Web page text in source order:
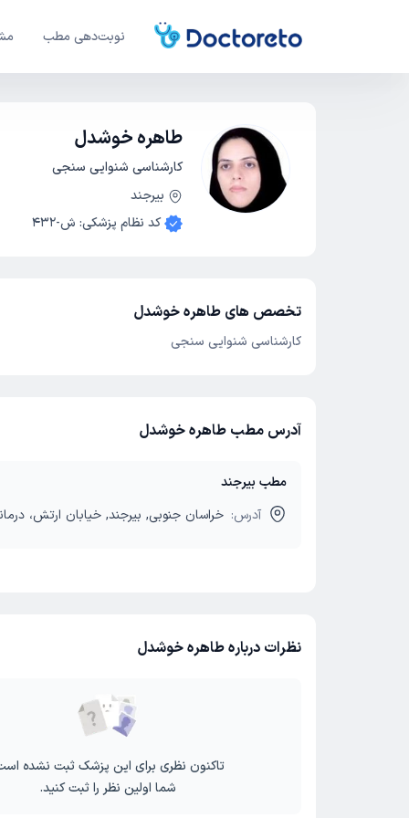
نوبت‌دهی مطب
طاهره خوشدل
کارشناسی شنوایی سنجی
بیرجند
کد نظام پزشکی: ش-432
تخصص های طاهره خوشدل
کارشناسی شنوایی سنجی
آدرس مطب طاهره خوشدل
مطب بیرجند
آدرس: خراسان جنوبی, بیرجند, خیابان ارتش،
نظرات درباره طاهره خوشدل
تاکنون نظری برای این پزشک ثبت نشده
شما اولین نظر را ثبت کنید.